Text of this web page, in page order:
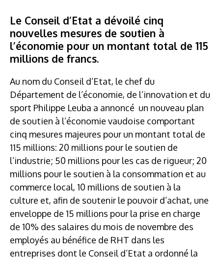
Le Conseil d’Etat a dévoilé cinq
nouvelles mesures de soutien à
l’économie pour un montant total de 115
millions de francs.
Au nom du Conseil d’Etat, le chef du
Département de l’économie, de l’innovation et du
sport Philippe Leuba a annoncé un nouveau plan
de soutien à l’économie vaudoise comportant
cinq mesures majeures pour un montant total de
115 millions: 20 millions pour le soutien de
l’industrie; 50 millions pour les cas de rigueur; 20
millions pour le soutien à la consommation et au
commerce local, 10 millions de soutien à la
culture et, afin de soutenir le pouvoir d’achat, une
enveloppe de 15 millions pour la prise en charge
de 10% des salaires du mois de novembre des
employés au bénéfice de RHT dans les
entreprises dont le Conseil d’Etat a ordonné la